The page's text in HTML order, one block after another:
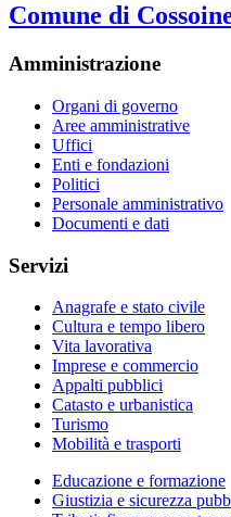
Comune di
Amministrazione
Organi di governo
Aree amministrative
Uffici
Enti e fondazioni
Politici
Personale amministrativo
Documenti e dati
Servizi
Anagrafe e stato civile
Cultura e tempo libero
Vita lavorativa
Imprese e commercio
Appalti pubblici
Catasto e urbanistica
Turismo
Mobilità e trasporti
Educazione e formazione
Giustizia e sicurezza